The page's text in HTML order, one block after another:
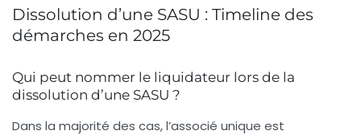
Dissolution d’une SASU : Timeline des
démarches en 2025
Qui peut nommer le liquidateur lors de la
dissolution d’une SASU ?
Dans la majorité des cas, l’associé unique est